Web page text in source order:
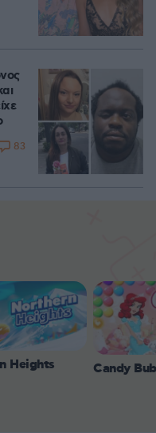
83
Heights Candy